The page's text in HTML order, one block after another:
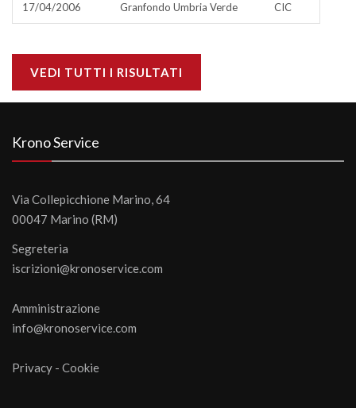
17/04/2006 Granfondo Umbria Verde CIC
VEDI TUTTI I RISULTATI
Krono Service
Via Collepicchione Marino, 64
00047 Marino (RM)
Segreteria
iscrizioni@kronoservice.com
Amministrazione
info@kronoservice.com
Privacy - Cookie